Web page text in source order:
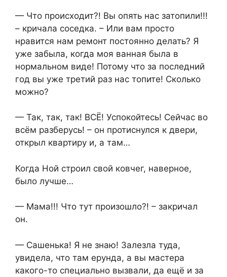
— Что происходит?! Вы опять нас затопили!!!
– кричала соседка. – Или вам просто
нравится нам ремонт постоянно делать? Я
уже забыла, когда моя ванная была в
нормальном виде! Потому что за последний
год вы уже третий раз нас топите! Сколько
можно?
— Так, так, так! ВСЁ! Успокойтесь! Сейчас во
всём разберусь! – он протиснулся к двери,
открыл квартиру и, а там…
Когда Ной строил свой ковчег, наверное,
было лучше…
— Мама!!! Что тут произошло?! – закричал
он.
— Сашенька! Я не знаю! Залезла туда,
увидела, что там ерунда, а вы мастера
какого-то специально вызвали, да ещё и за